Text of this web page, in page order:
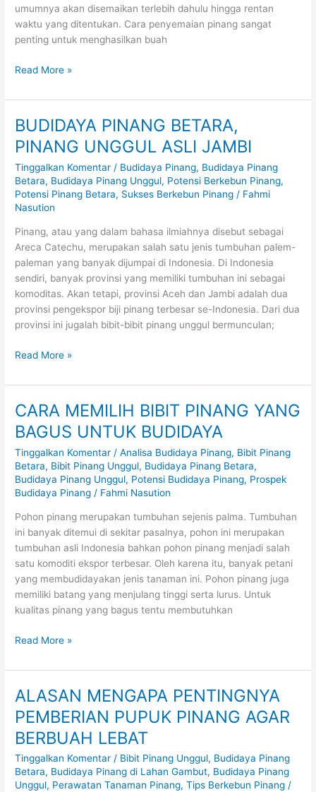
umumnya akan disemaikan terlebih dahulu hingga rentan
waktu yang ditentukan. Cara penyemaian pinang sangat
penting untuk menghasilkan buah
Read More »
BUDIDAYA PINANG BETARA,
PINANG UNGGUL ASLI JAMBI
Tinggalkan Komentar / Budidaya Pinang, Budidaya Pinang
Betara, Budidaya Pinang Unggul, Potensi Berkebun Pinang,
Potensi Pinang Betara, Sukses Berkebun Pinang / Fahmi
Nasution
Pinang, atau yang dalam bahasa ilmiahnya disebut sebagai
Areca Catechu, merupakan salah satu jenis tumbuhan palem-
paleman yang banyak dijumpai di Indonesia. Di Indonesia
sendiri, banyak provinsi yang memiliki tumbuhan ini sebagai
komoditas. Akan tetapi, provinsi Aceh dan Jambi adalah dua
provinsi pengekspor biji pinang terbesar se-Indonesia. Dari dua
provinsi ini jugalah bibit-bibit pinang unggul bermunculan;
BUDIDAYA
PINANG
BETARA,
PINANG
UNGGUL
ASLI
JAMBI
Read More »
CARA MEMILIH BIBIT PINANG YANG
BAGUS UNTUK BUDIDAYA
Tinggalkan Komentar /Analisa Budidaya Pinang, Bibit Pinang
Betara, Bibit Pinang Unggul, Budidaya Pinang Betara,
Budidaya Pinang Unggul, Potensi Budidaya Pinang, Prospek
Budidaya Pinang / Fahmi Nasution
Pohon pinang merupakan tumbuhan sejenis palma. Tumbuhan
ini banyak ditemui di sekitar pasalnya, pohon ini merupakan
tumbuhan asli Indonesia bahkan pohon pinang menjadi salah
satu komoditi ekspor terbesar. Oleh karena itu, banyak petani
yang membudidayakan jenis tanaman ini. Pohon pinang juga
memiliki batang yang menjulang tinggi serta lurus. Untuk
kualitas pinang yang bagus tentu membutuhkan
CARA
MEMILIH
BIBIT
PINANG
YANG
BAGUS
UNTUK
BUDIDAYA
Read More »
ALASAN MENGAPA PENTINGNYA
PEMBERIAN PUPUK PINANG AGAR
BERBUAH LEBAT
Tinggalkan Komentar / Bibit Pinang Unggul, Budidaya Pinang
Betara, Budidaya Pinang di Lahan Gambut, Budidaya Pinang
Unggul, Perawatan Tanaman Pinang,Tips Berkebun Pinang /
ALASAN
MENGAPA
PENTINGNYA
PEMBERIAN
PUPUK
PINANG
AGAR